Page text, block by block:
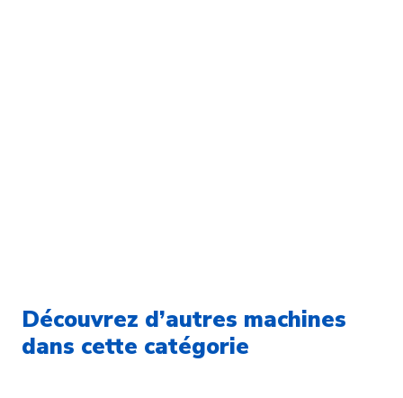
Découvrez d’autres machines
dans cette catégorie